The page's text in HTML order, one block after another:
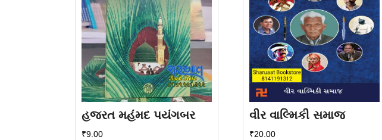
હજરત મહંમદ પયંગબર
₹9.00
વીર વાલ્મિકી સમાજ
₹20.00